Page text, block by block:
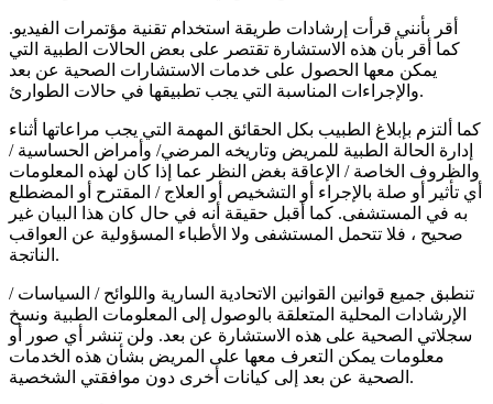
أقر بأنني قرأت إرشادات طريقة استخدام تقنية مؤتمرات الفيديو.
كما أقر بأن هذه الاستشارة تقتصر على بعض الحالات الطبية التي
يمكن معها الحصول على خدمات الاستشارات الصحية عن بعد
والإجراءات المناسبة التي يجب تطبيقها في حالات الطوارئ.
كما ألتزم بإبلاغ الطبيب بكل الحقائق المهمة التي يجب مراعاتها أثناء
إدارة الحالة الطبية للمريض وتاريخه المرضي/ وأمراض الحساسية /
والظروف الخاصة / الإعاقة بغض النظر عما إذا كان لهذه المعلومات
أي تأثير أو صلة بالإجراء أو التشخيص أو العلاج / المقترح أو المضطلع
به في المستشفى. كما أقبل حقيقة أنه في حال كان هذا البيان غير
صحيح ، فلا تتحمل المستشفى ولا الأطباء المسؤولية عن العواقب
الناتجة.
تنطبق جميع قوانين القوانين الاتحادية السارية واللوائح / السياسات /
الإرشادات المحلية المتعلقة بالوصول إلى المعلومات الطبية ونسخ
سجلاتي الصحية على هذه الاستشارة عن بعد. ولن تنشر أي صور أو
معلومات يمكن التعرف معها على المريض بشأن هذه الخدمات
الصحية عن بعد إلى كيانات أخرى دون موافقتي الشخصية.